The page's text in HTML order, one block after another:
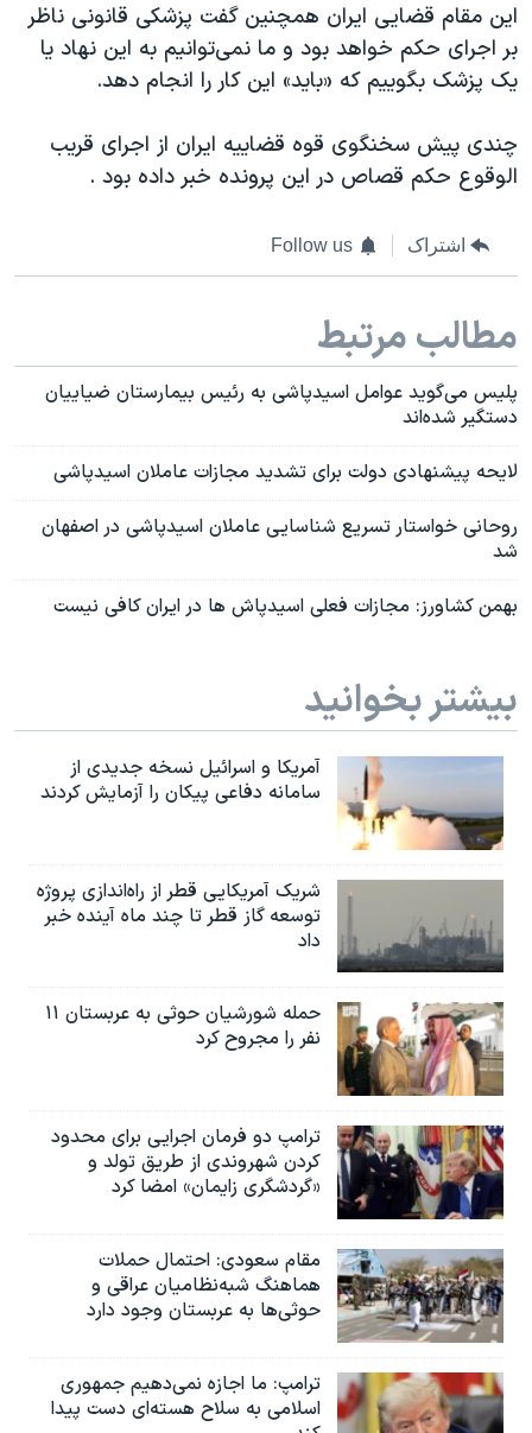
سفر پرزیدنت ترامپ به چین
این مقام قضایی ایران همچنین گفت پزشکی قانونی ناظر
بر اجرای حکم خواهد بود و ما نمی‌توانیم به این نهاد یا
یک پزشک بگوییم که «باید» این کار را انجام دهد.
چندی پیش سخنگوی قوه قضاییه ایران از اجرای قریب
الوقوع حکم قصاص در این پرونده خبر داده بود .
اشتراک Follow us
مطالب مرتبط
پلیس می‌گوید عوامل اسیدپاشی به رئیس بیمارستان ضیاییان
دستگیر شده‌اند
لایحه پیشنهادی دولت برای تشدید مجازات عاملان اسیدپاشی
روحانی خواستار تسریع شناسایی عاملان اسیدپاشی در اصفهان
شد
بهمن کشاورز: مجازات فعلی اسیدپاش ها در ایران کافی نیست
بیشتر بخوانید
آمریکا و اسرائیل نسخه جدیدی از
سامانه دفاعی پیکان را آزمایش کردند
شریک آمریکایی قطر از راه‌اندازی پروژه
توسعه گاز قطر تا چند ماه آینده خبر
داد
حمله شورشیان حوثی به عربستان ۱۱
نفر را مجروح کرد
ترامپ دو فرمان اجرایی برای محدود
کردن شهروندی از طریق تولد و
«گردشگری زایمان» امضا کرد
مقام سعودی: احتمال حملات
هماهنگ شبه‌نظامیان عراقی و
حوثی‌ها به عربستان وجود دارد
ترامپ: ما اجازه نمی‌دهیم جمهوری
اسلامی به سلاح هسته‌ای دست پیدا